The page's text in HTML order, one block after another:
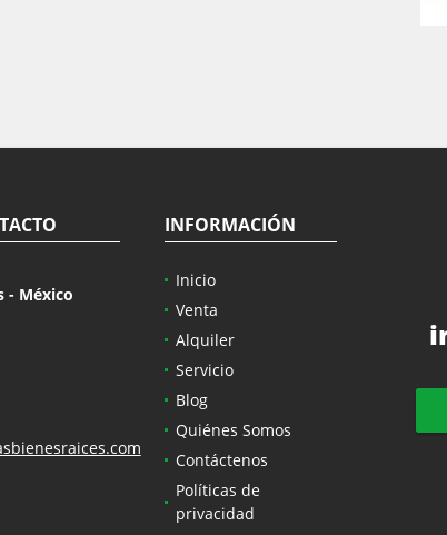
- México
INFORMACIÓN
Inicio
Venta
Alquiler
Servicio
Blog
Quiénes Somos
Contáctenos
Políticas de
privacidad